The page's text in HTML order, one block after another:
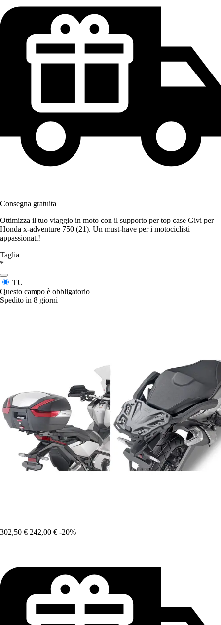
Consegna gratuita
Ottimizza il tuo viaggio in moto con il supporto per top case Givi per
Honda x-adventure 750 (21). Un must-have per i motociclisti
appassionati!
Taglia
*
TU
Questo campo è obbligatorio
Spedito in 8 giorni
302,50 € 242,00 € -20%